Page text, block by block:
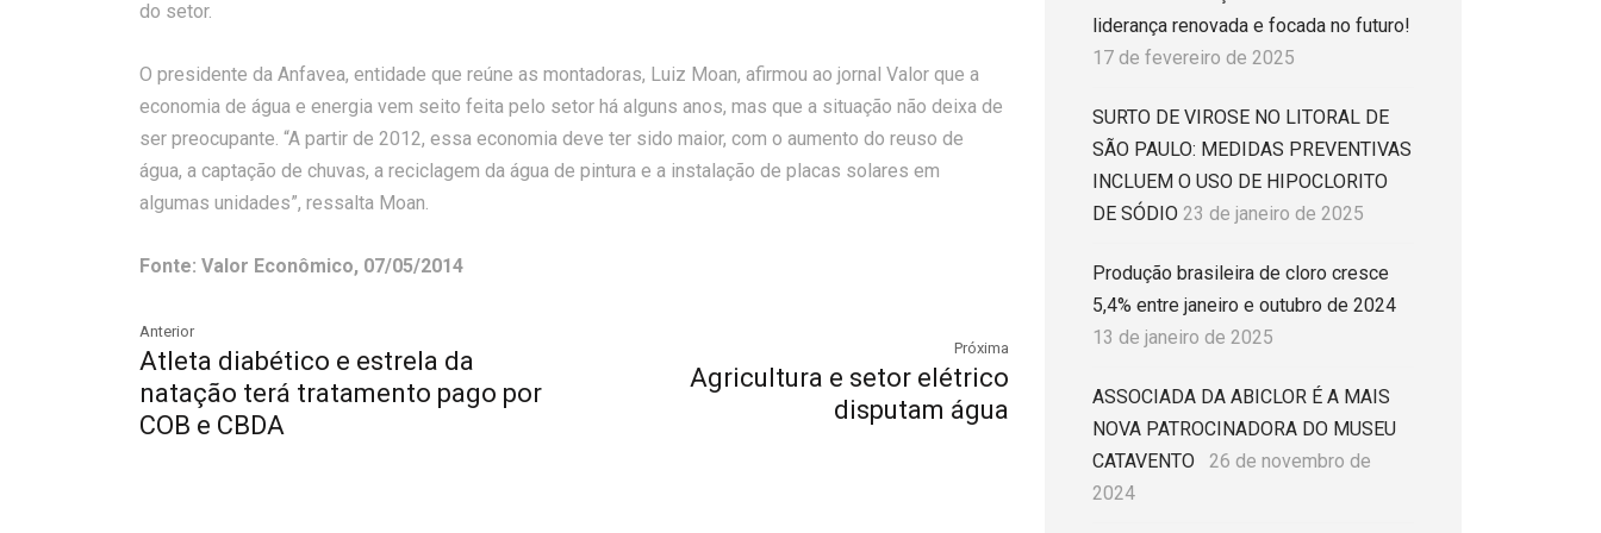
do setor.
O presidente da Anfavea, entidade que reúne as montadoras, Luiz Moan, afirmou ao jornal Valor que a
economia de água e energia vem seito feita pelo setor há alguns anos, mas que a situação não deixa de
ser preocupante. “A partir de 2012, essa economia deve ter sido maior, com o aumento do reuso de
água, a captação de chuvas, a reciclagem da água de pintura e a instalação de placas solares em
algumas unidades”, ressalta Moan.
Fonte: Valor Econômico, 07/05/2014
Anterior
Atleta diabético e estrela da
natação terá tratamento pago por
COB e CBDA
Próxima
Agricultura e setor elétrico
disputam água
liderança renovada e focada no futuro!
17 de fevereiro de 2025
SURTO DE VIROSE NO LITORAL DE
SÃO PAULO: MEDIDAS PREVENTIVAS
INCLUEM O USO DE HIPOCLORITO
DE SÓDIO 23 de janeiro de 2025
Produção brasileira de cloro cresce
5,4% entre janeiro e outubro de 2024
13 de janeiro de 2025
ASSOCIADA DA ABICLOR É A MAIS
NOVA PATROCINADORA DO MUSEU
CATAVENTO
26 de novembro de
2024